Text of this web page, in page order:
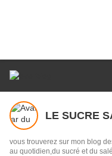
LE SUCRE
vous trouverez sur mon blog
au quotidien,du sucré et du